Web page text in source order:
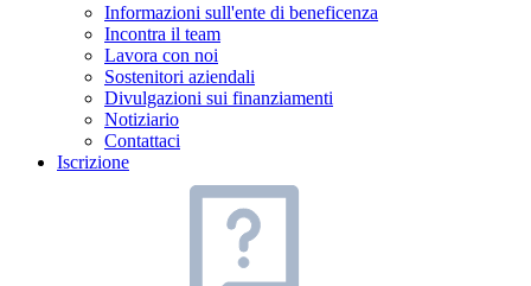
Informazioni sull'ente di beneficenza
Incontra il team
Lavora con noi
Sostenitori aziendali
Divulgazioni sui finanziamenti
Notiziario
Contattaci
Iscrizione